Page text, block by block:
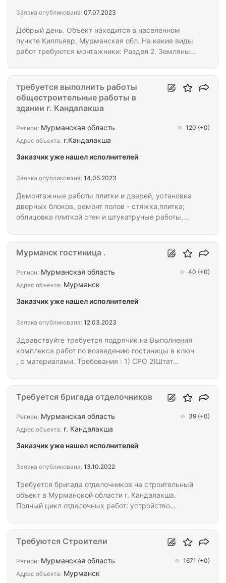
Добрый день. Объект находится в населенном
пункте Килпъявр, Мурманская обл. На какие виды
работ требуются монтажники: Раздел 2. Земляные
конструкции Раздел 6. Проёмы, двери, окна и т.п.
Раздел 7. Внутренние отделочные работы Раздел 8.
Электромонтажные работы Раздел 9.
Водоснабжение и канализация Раздел 10.
Отопление Раздел 11. Вентиляция Раздел 12.
Кондиционирование Раздел 13. Автоматическая
пожарная…
Заявка опубликована: 07.07.2023
Демонтажные работы плитки и дверей, установка
дверных блоков, ремонт полов - стяжка,плитка;
облицовка плиткой стен и штукатруные работы,
Срок 20 календарных дней. Материал наш,
Вопросы по оплате -после встречи с
непосредственным исполнителем. Аванс
требуется выполнить работы
общестроительные работы в
здании г. Кандалакша
Регион: Мурманская область 120 (+0)
Адрес объекта: г.Кандалакша
Заказчик уже нашел исполнителей
Заявка опубликована: 14.05.2023
Здравствуйте требуется подрячик на Выполнения
комплекса работ по возведению гостиницы в ключ
, с материалами. Требования : 1) СРО 2)Штат
происходит отбор если вы обладаете все ми
требованиями Вам высылаем проекты объемы .
Вы присылаете сметные расчеты , и карточку
подрядчика . И Мы рассматриваем. Ответ через 3
дня после подачи заявки . Если хотите погонять
воздух то не сюда . Не тратьте наше время . Я…
Мурманск гостиница .
Регион: Мурманская область 40 (+0)
Адрес объекта: Мурманск
Заказчик уже нашел исполнителей
Заявка опубликована: 12.03.2023
Требуется бригада отделочников на строительный
объект в Мурманской области г. Кандалакша.
Полный цикл отделочных работ: устройство
ноября. Расценки по безналу на упрощенку. Все
детали по телефону или по электронной почте.
Размещение в общежитии в г. Кандалакша.
Требуется бригада отделочников
Регион: Мурманская область 39 (+0)
Адрес объекта: г. Кандалакша
Заказчик уже нашел исполнителей
Заявка опубликована: 13.10.2022
Требуются Строители
Регион: Мурманская область 1671 (+0)
Адрес объекта: Мурманск